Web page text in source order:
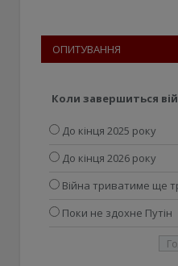
ОПИТУВАННЯ
Коли завершиться
До кінця 2025 року
До кінця 2026 року
Війна триватиме ще
Поки не здохне Путін